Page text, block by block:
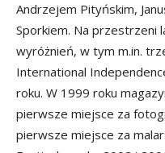
Andrzejem Pityńskim,
Sporkiem. Na przestrzeni
wyróżnień, w tym m.in.
International
roku. W 1999 roku
pierwsze miejsce za
pierwsze miejsce za